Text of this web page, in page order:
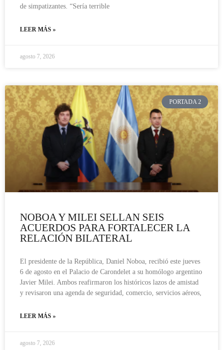
de simpatizantes. “Sería terrible
LEER MÁS »
agosto 7, 2026
PORTADA 2
NOBOA Y MILEI SELLAN SEIS
ACUERDOS PARA FORTALECER LA
RELACIÓN BILATERAL
El presidente de la República, Daniel Noboa, recibió este jueves
6 de agosto en el Palacio de Carondelet a su homólogo argentino
Javier Milei. Ambos reafirmaron los históricos lazos de amistad
y revisaron una agenda de seguridad, comercio, servicios aéreos,
LEER MÁS »
agosto 7, 2026